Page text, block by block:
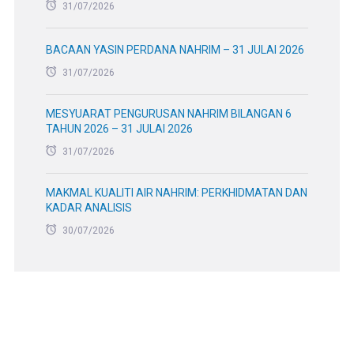
31/07/2026
BACAAN YASIN PERDANA NAHRIM – 31 JULAI 2026
31/07/2026
MESYUARAT PENGURUSAN NAHRIM BILANGAN 6
TAHUN 2026 – 31 JULAI 2026
31/07/2026
MAKMAL KUALITI AIR NAHRIM: PERKHIDMATAN DAN
KADAR ANALISIS
30/07/2026